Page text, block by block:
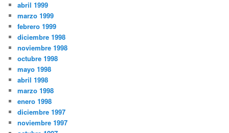
abril 1999
marzo 1999
febrero 1999
diciembre 1998
noviembre 1998
octubre 1998
mayo 1998
abril 1998
marzo 1998
enero 1998
diciembre 1997
noviembre 1997